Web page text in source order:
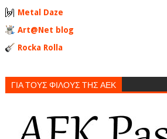
Metal Daze
Art@Net blog
Rocka Rolla
ΓΙΑ ΤΟΥΣ ΦΙΛΟΥΣ ΤΗΣ ΑΕΚ